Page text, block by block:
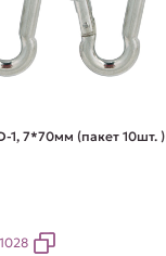
1, 7*70мм (пакет 10шт. )